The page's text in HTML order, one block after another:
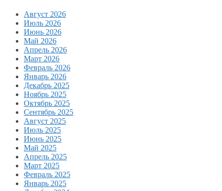
Август 2026
Июль 2026
Июнь 2026
Май 2026
Апрель 2026
Март 2026
Февраль 2026
Январь 2026
Декабрь 2025
Ноябрь 2025
Октябрь 2025
Сентябрь 2025
Август 2025
Июль 2025
Июнь 2025
Май 2025
Апрель 2025
Март 2025
Февраль 2025
Январь 2025